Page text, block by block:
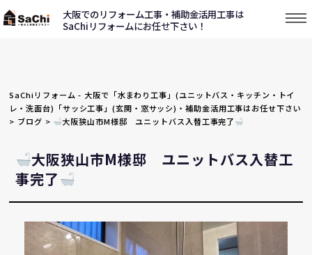
大阪でのリフォーム工事・補助金活用工事は
SaChiリフォームにお任せ下さい！
SaChiリフォーム - 大阪で「水まわり工事」(ユニットバス・キッチン・トイ
レ・洗面台)「サッシ工事」(玄関・窓サッシ)・補助金活用工事はお任せ下さい
> ブログ > 大阪狭山市M様邸 ユニットバス入替工事完了
大阪狭山市M様邸 ユニットバス入替工
事完了